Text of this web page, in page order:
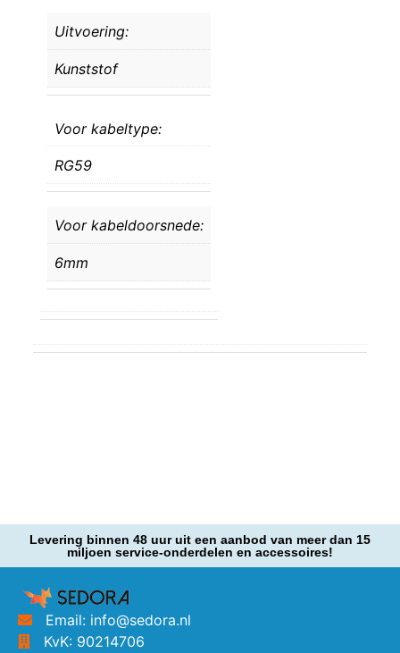
Uitvoering:
Kunststof
Voor kabeltype:
RG59
Voor kabeldoorsnede:
6mm
Levering binnen 48 uur uit een aanbod van meer dan 15
miljoen service-onderdelen en accessoires!
Email: info@sedora.nl
KvK: 90214706